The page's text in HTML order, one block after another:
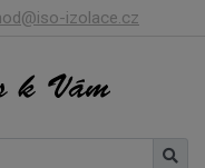
izolace.cz